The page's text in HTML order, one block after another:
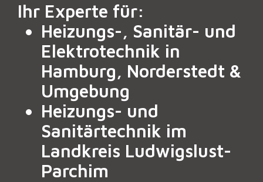
Ihr Experte für:
Heizungs-, Sanitär- und
Elektrotechnik in
Hamburg, Norderstedt &
Umgebung
Heizungs- und
Sanitärtechnik im
Landkreis Ludwigslust-
Parchim